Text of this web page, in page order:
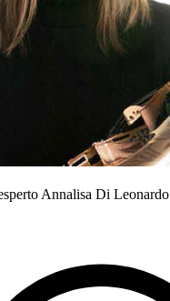
Annalisa Di Leonardo